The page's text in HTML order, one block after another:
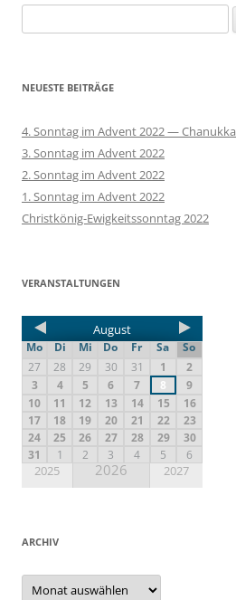
nach:
NEUESTE BEITRÄGE
4. Sonntag im Advent 2022 — Chanukka
3. Sonntag im Advent 2022
2. Sonntag im Advent 2022
1. Sonntag im Advent 2022
Christkönig-Ewigkeitssonntag 2022
VERANSTALTUNGEN
August
Mo Di Mi Do Fr Sa
So
27
28 29 30 31 1
2
3
4 5 6 7 8
9
10
11 12 13 14 15
16
17
18 19 20 21 22
23
24
25 26 27 28 29
30
31
1 2 3 4 5 6
2025 2026 2027
ARCHIV